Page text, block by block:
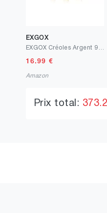
EXGOX
16.99 €
Amazon
Prix total: